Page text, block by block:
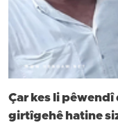
Çar kes li
girtîgehê hatine